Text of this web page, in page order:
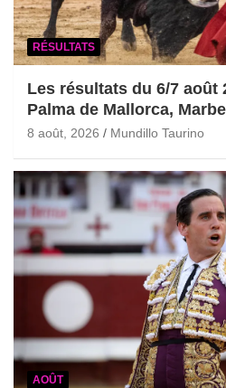
RÉSULTATS
Les résultats du 6/7 août
Palma de Mallorca,
8 août, 2026 Mundillo Taurino
AOÛT